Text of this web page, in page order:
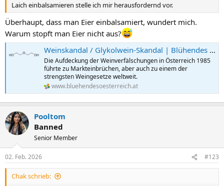
Laich einbalsamieren stelle ich mir herausfordernd vor.
Überhaupt, dass man Eier einbalsamiert, wundert mich.
Warum stopft man Eier nicht aus?
Weinskandal / Glykolwein-Skandal | Blühendes Österreich
Die Aufdeckung der Weinverfälschungen in Österreich 1985
führte zu Markteinbrüchen, aber auch zu einem der
strengsten Weingesetze weltweit.
www.bluehendesoesterreich.at
Pooltom
Banned
Senior Member
02. Feb. 2026 #123
Chak schrieb: